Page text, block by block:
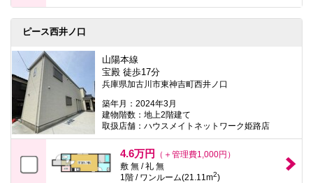
ピース西井ノ口
山陽本線
宝殿 徒歩17分
兵庫県加古川市東神吉町西井ノ口
築年月：2024年3月
建物階数：地上2階建て
取扱店舗：ハウスメイトネットワーク姫路店
4.6万円
（＋管理費1,000円）
敷 無 / 礼 無
1階 / ワンルーム(21.11m2)